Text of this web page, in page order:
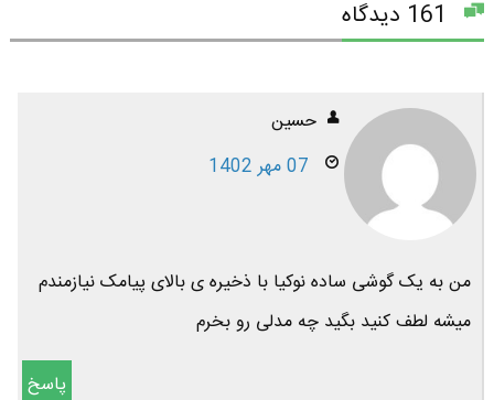
حسین
07 مهر 1402
من به یک گوشی ساده نوکیا با ذخیره ی بالای پیامک نیازمندم
میشه لطف کنید بگید چه مدلی رو بخرم
پاسخ